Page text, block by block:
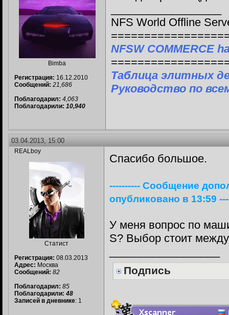
Bimba
Регистрация: 16.12.2010
Сообщений: 21,686
Поблагодарил: 4,063
Поблагодарили: 10,940
NFS World Offline
NFSW COMMERCE
Таблица элитных
Руководство по
03.04.2013, 15:00
REALboy
Статист
Регистрация: 08.03.2013
Адрес: Москва
Сообщений: 82
Поблагодарил: 85
Поблагодарили: 48
Записей в дневнике: 1
Спасибо большое.
---------- Сообщение
опубликовано в 13:59
У меня вопрос по
S? Выбор стоит
Подпись